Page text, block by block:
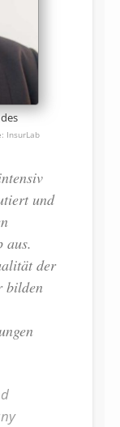
InsurLab
und
aus.
der
bilden